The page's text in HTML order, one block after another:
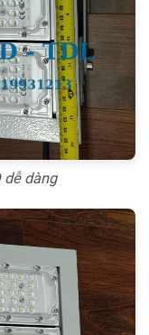
dễ dàng